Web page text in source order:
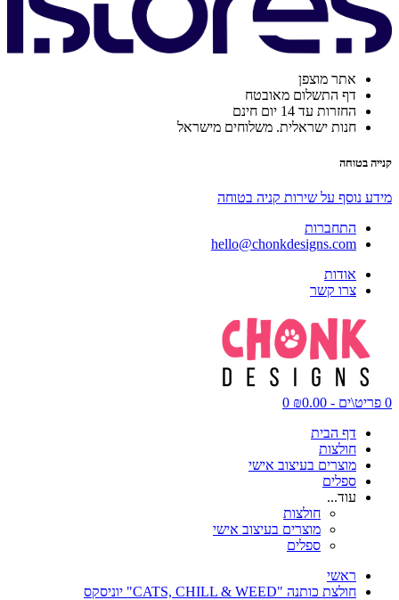
אתר מוצפן
דף התשלום מאובטח
החזרות עד 14 יום חינם
חנות ישראלית. משלוחים מישראל
קנייה בטוחה
מידע נוסף על שירות קניה בטוחה
התחברות
hello@chonkdesigns.com
אודות
צרו קשר
0 פריט\ים - ₪0.00
0
דף הבית
חולצות
מוצרים בעיצוב אישי
ספלים
עוד...
חולצות
מוצרים בעיצוב אישי
ספלים
ראשי
חולצת כותנה "CATS, CHILL & WEED" יוניסקס